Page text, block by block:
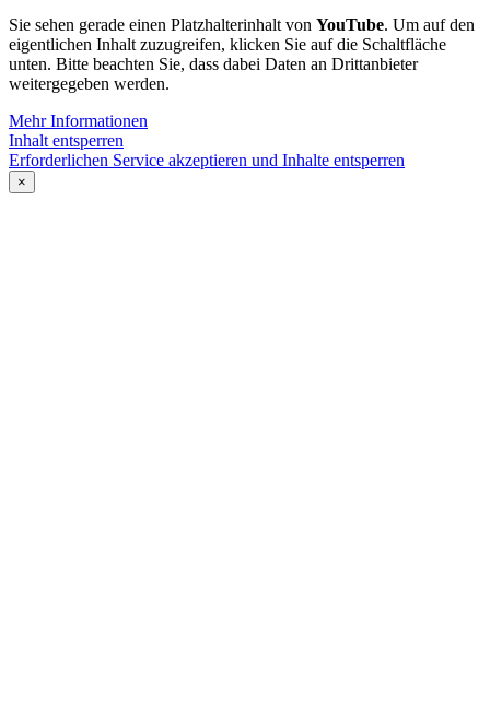
Sie sehen gerade einen Platzhalterinhalt von YouTube. Um auf den
eigentlichen Inhalt zuzugreifen, klicken Sie auf die Schaltfläche
unten. Bitte beachten Sie, dass dabei Daten an Drittanbieter
weitergegeben werden.
Mehr Informationen
Inhalt entsperren
Erforderlichen Service akzeptieren und Inhalte entsperren
×